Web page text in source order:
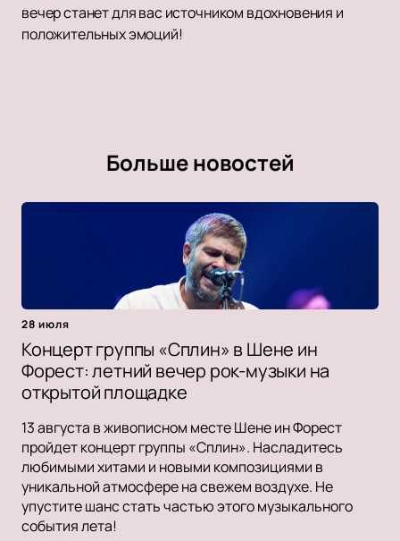
вечер станет для вас источником вдохновения и
положительных эмоций!
Больше новостей
28 июля
Концерт группы «Сплин» в Шене ин
Форест: летний вечер рок-музыки на
открытой площадке
13 августа в живописном месте Шене ин Форест
пройдет концерт группы «Сплин». Насладитесь
любимыми хитами и новыми композициями в
уникальной атмосфере на свежем воздухе. Не
упустите шанс стать частью этого музыкального
события лета!